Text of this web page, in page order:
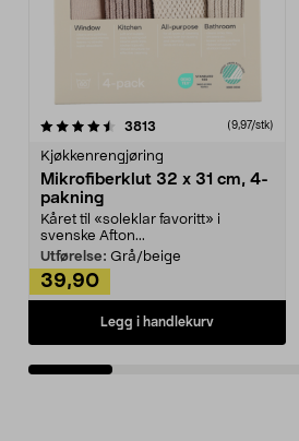
3813 anmeldelser(9,97/stk)
Kjøkkenrengjøring
Mikrofiberklut 32 x 31 cm, 4-
pakning
Kåret til «soleklar favoritt» i
svenske Afton...
Utførelse: Grå/beige
39,90
Legg i handlekurv
4.5av 5 stjerner